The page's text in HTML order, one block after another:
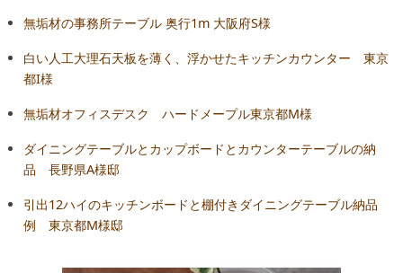
無垢材の事務所テーブル 奥行1m 大阪府S様
白い人工大理石天板を薄く、浮かせたキッチンカウンター 東京
都I様
無垢材オフィスデスク ハードメープル東京都M様
ダイニングテーブルとカップボードとカウンターテーブルの納
品 長野県A様邸
引出12ハイのキッチンボードと棚付きダイニングテーブル納品
例 東京都M様邸